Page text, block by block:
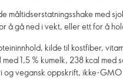
måltidserstatningsshake med
å gå ned i vekt, eller ett for å
kilde til kostfiber,
med 1,5 % kumelk, 238 kcal med
og vegansk oppskrift, ikke-GMO